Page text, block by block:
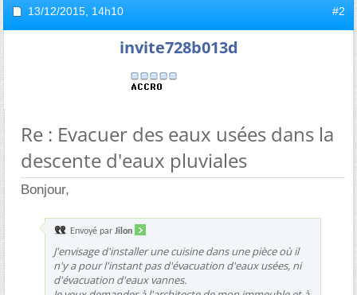
13/12/2015, 14h10 #2
invite728b013d
Re : Evacuer des eaux usées dans la
descente d'eaux pluviales
Bonjour,
Envoyé par Jilon
J'envisage d'installer une cuisine dans une pièce où il
n'y a pour l'instant pas d'évacuation d'eaux usées, ni
d'évacuation d'eaux vannes.